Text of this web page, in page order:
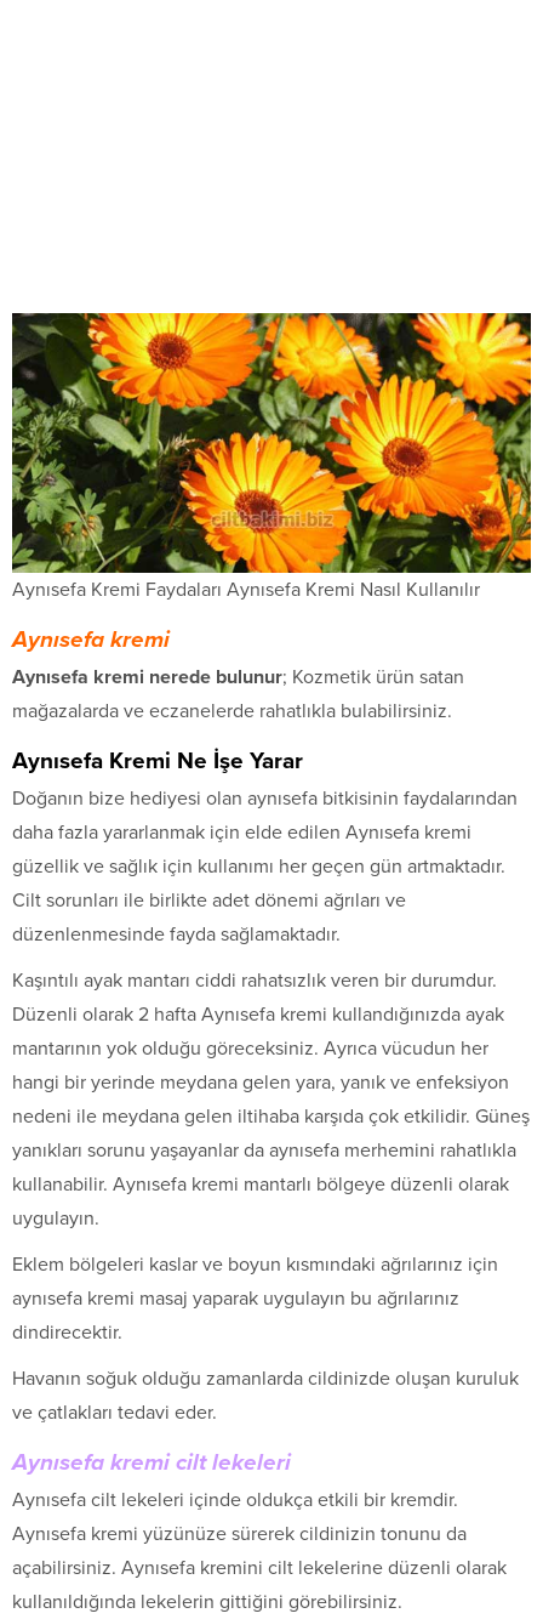
Aynısefa Kremi Faydaları Aynısefa Kremi Nasıl Kullanılır
Aynısefa kremi
Aynısefa kremi nerede bulunur; Kozmetik ürün satan
mağazalarda ve eczanelerde rahatlıkla bulabilirsiniz.
Aynısefa Kremi Ne İşe Yarar
Doğanın bize hediyesi olan aynısefa bitkisinin faydalarından
daha fazla yararlanmak için elde edilen Aynısefa kremi
güzellik ve sağlık için kullanımı her geçen gün artmaktadır.
Cilt sorunları ile birlikte adet dönemi ağrıları ve
düzenlenmesinde fayda sağlamaktadır.
Kaşıntılı ayak mantarı ciddi rahatsızlık veren bir durumdur.
Düzenli olarak 2 hafta Aynısefa kremi kullandığınızda ayak
mantarının yok olduğu göreceksiniz. Ayrıca vücudun her
hangi bir yerinde meydana gelen yara, yanık ve enfeksiyon
nedeni ile meydana gelen iltihaba karşıda çok etkilidir. Güneş
yanıkları sorunu yaşayanlar da aynısefa merhemini rahatlıkla
kullanabilir. Aynısefa kremi mantarlı bölgeye düzenli olarak
uygulayın.
Eklem bölgeleri kaslar ve boyun kısmındaki ağrılarınız için
aynısefa kremi masaj yaparak uygulayın bu ağrılarınız
dindirecektir.
Havanın soğuk olduğu zamanlarda cildinizde oluşan kuruluk
ve çatlakları tedavi eder.
Aynısefa kremi cilt lekeleri
Aynısefa cilt lekeleri içinde oldukça etkili bir kremdir.
Aynısefa kremi yüzünüze sürerek cildinizin tonunu da
açabilirsiniz. Aynısefa kremini cilt lekelerine düzenli olarak
kullanıldığında lekelerin gittiğini görebilirsiniz.